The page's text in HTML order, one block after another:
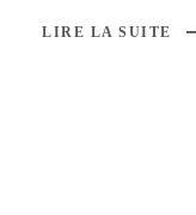
LIRE LA SUITE